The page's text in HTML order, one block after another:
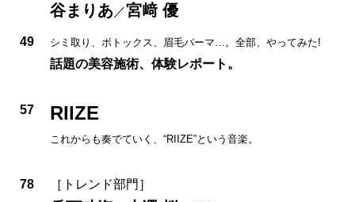
谷まりあ ／宮﨑 優
49 シミ取り、ボトックス、眉毛パーマ…。全部、やってみた!
話題の美容施術、体験レポート。
57 RIIZE
これからも奏でていく、“RIIZE”という音楽。
78 ［トレンド部門］